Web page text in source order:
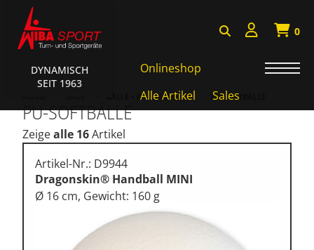
DYNAMISCH
SEIT 1963
0
Onlineshop
Alle Artikel
Sales
AKTIONEN • WIBA SPORT
Basketball Systeme
Bälle • Ballzubehör
Cube Sports
Fitness • Funktional Training
BÄLLE • BALLZUBEHÖR PU-SOFTBÄLLE
PU-SOFTBÄLLE
Zeigealle 16Artikel
Artikel-Nr.: D9944
Dragonskin® Handball MINI
Ø 16 cm, Gewicht: 160 g